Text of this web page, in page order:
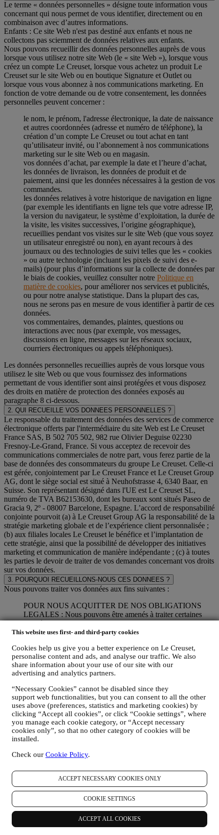
This website uses first- and third-party cookies
Cookies help us give you a better experience on Le Creuset,
personalise content and ads, and analyse our traffic. We also
share information about your use of our site with our
advertising and analytics partners.
“Necessary Cookies” cannot be disabled since they
support web functionalities, but you can consent to all the other
uses above (preferences, statistics and marketing cookies) by
clicking “Accept all cookies”, or click “Cookie settings”, where
you manage each cookie category, or “Accept necessary
cookies only”, so that no other category of cookies will be
installed.
Check our Cookie Policy.
ACCEPT NECESSARY COOKIES ONLY
COOKIE SETTINGS
ACCEPT ALL COOKIES
Le terme « données personnelles » désigne toute information vous
concernant qui nous permet de vous identifier, directement ou en
combinaison avec d’autres informations.
Enfants : Ce site Web n'est pas destiné aux enfants et nous ne
collectons pas sciemment de données relatives aux enfants.
Nous pouvons recueillir des données personnelles auprès de vous
lorsque vous utilisez notre site Web (le « site Web »), lorsque vous
créez un compte Le Creuset, lorsque vous achetez un produit Le
Creuset sur le site Web ou en boutique Signature et Outlet ou
lorsque vous vous abonnez à nos communications marketing. En
fonction de votre demande ou de votre consentement, les données
personnelles peuvent concerner :
le nom, le prénom, l'adresse électronique, la date de naissance
et autres coordonnées (adresse et numéro de téléphone), la
création d’un compte Le Creuset ou tout achat en tant
qu’utilisateur invité, ou l’abonnement à nos communications
marketing sur le site Web ou en magasin.
vos données d’achat, par exemple la date et l’heure d’achat,
les données de livraison, les données de produit et de
paiement, ainsi que les données nécessaires à la gestion de vos
commandes.
les données relatives à votre historique de navigation en ligne
(par exemple les identifiants en ligne tels que votre adresse IP,
la version du navigateur, le système d’exploitation, la durée de
la visite, les visites successives, l’origine géographique),
recueillies pendant vos visites sur le site Web (que vous soyez
un utilisateur enregistré ou non), en ayant recours à des
journaux ou des technologies de suivi telles que les « cookies
» ou autre technologie (incluant les pixels de suivi des e-
mails) (pour plus d’informations sur la collecte de données par
le biais de cookies, veuillez consulter notre Politique en
matière de cookies, pour améliorer nos services et publicités,
ou pour notre analyse statistique. Dans la plupart des cas,
nous ne serons pas en mesure de vous identifier à partir de ces
données.
vos commentaires, demandes, plaintes, questions ou
interactions avec nous (par exemple, vos messages,
discussions en ligne, messages sur les réseaux sociaux,
courriers électroniques ou appels téléphoniques).
Les données personnelles recueillies auprès de vous lorsque vous
utilisez le site Web ou que vous fournissez des informations
permettant de vous identifier sont ainsi protégées et vous disposez
des droits en matière de protection des données exposés au
paragraphe 8 ci-dessous.
2. QUI RECUEILLE VOS DONNEES PERSONNELLES ?
Le responsable du traitement des données des services de commerce
électronique offerts par l'intermédiaire du site Web est Le Creuset
France SAS, B 502 705 502, 982 rue Olivier Deguise 02230
Fresnoy-Le-Grand, France. Si vous acceptez de recevoir des
communications commerciales de notre part, vous ferez partie de la
base de données des consommateurs du groupe Le Creuset. Celle-ci
est gérée, conjointement par Le Creuset France et Le Creuset Group
AG, dont le siège social est situé à Neuhofstrasse 4, 6340 Baar, en
Suisse. Son représentant désigné dans l'UE est Le Creuset SL,
numéro de TVA B62153630, dont les bureaux sont situés Paseo de
Gracia 9, 2º - 08007 Barcelone, Espagne. L’accord de responsabilité
conjointe pourvoit (a) à Le Creuset Group AG la responsabilité de la
stratégie marketing globale et de l’expérience client personnalisée ;
(b) aux filiales locales Le Creuset le bénéfice et l’implantation de
cette stratégie, ainsi que la possibilité de développer des initiatives
marketing et communication de manière indépendante ; (c) à toutes
les parties le devoir de traiter de vos demandes concernant vos droits
sur vos données.
3. POURQUOI RECUEILLONS-NOUS CES DONNEES ?
Nous pouvons traiter vos données aux fins suivantes :
POUR NOUS ACQUITTER DE NOS OBLIGATIONS
LEGALES : Nous pouvons être amenés à traiter certaines
données vous concernant afin de nous acquitter de nos
obligations légales et autres obligations découlant
POUR CREER UN COMPTE LE CREUSET : Nous
utiliserons vos données pour créer un compte Le Creuset qui
vous donnera accès à un ensemble d’avantages réservés aux
utilisateurs enregistrés, afin de vous permettre de mieux
profiter de nos services, tels que le paiement accéléré,
l’enregistrement de plusieurs adresses d’expédition et la
consultation et le suivi des commandes. Cette activité de
traitement se fonde sur l’exécution contractuelle de ce service.
POUR GERER VOS COMMANDES ET VOUS
FOURNIR NOS PRODUITS, SERVICES ET
ASSISTANCE : Nous utiliserons vos données pour gérer la
achats de produits sur le site Web et en boutique Le Creuset,
après-vente, ou votre participation à des concours. Nous
pouvons être amenés à traiter certaines données vous
concernant à des fins administratives liées à la relation
contractuelle que nous entretenons avec vous, y compris la
comptabilité, la facturation et l’audit, la vérification des cartes
de paiement, la détection des fraudes, la sécurité, la sûreté,
l’essai des systèmes, la maintenance, l’analyse statistique, etc.